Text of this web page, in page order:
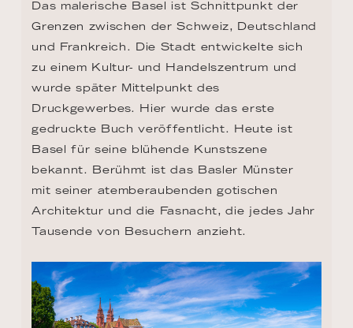
Das malerische Basel ist Schnittpunkt der
Grenzen zwischen der Schweiz, Deutschland
und Frankreich. Die Stadt entwickelte sich
zu einem Kultur- und Handelszentrum und
wurde später Mittelpunkt des
Druckgewerbes. Hier wurde das erste
gedruckte Buch veröffentlicht. Heute ist
Basel für seine blühende Kunstszene
bekannt. Berühmt ist das Basler Münster
mit seiner atemberaubenden gotischen
Architektur und die Fasnacht, die jedes Jahr
Tausende von Besuchern anzieht.